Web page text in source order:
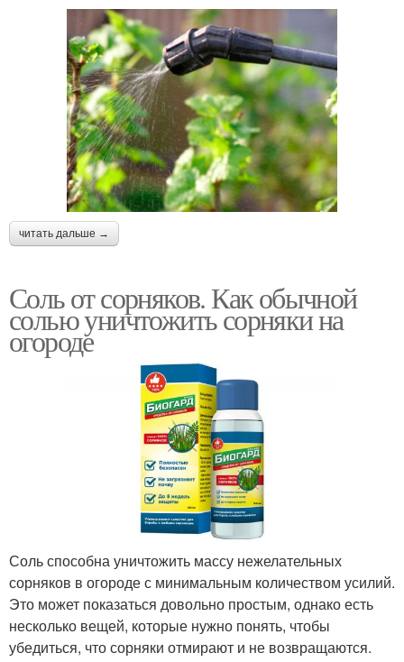
читать дальше →
Соль от сорняков. Как обычной
солью уничтожить сорняки на
огороде
Соль способна уничтожить массу нежелательных
сорняков в огороде с минимальным количеством усилий.
Это может показаться довольно простым, однако есть
несколько вещей, которые нужно понять, чтобы
убедиться, что сорняки отмирают и не возвращаются.